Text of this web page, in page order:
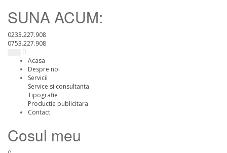
SUNA ACUM:
0233.227.908
0753.227.908
Acasa
Despre noi
Servicii
Service si consultanta
Tipografie
Productie publicitara
Contact
Cosul meu